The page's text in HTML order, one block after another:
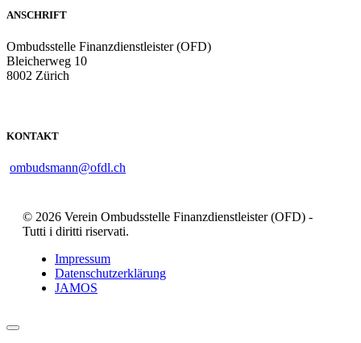
ANSCHRIFT
Ombudsstelle Finanzdienstleister (OFD)
Bleicherweg 10
8002 Zürich
KONTAKT
ombudsmann@ofdl.ch
© 2026 Verein Ombudsstelle Finanzdienstleister (OFD) -
Tutti i diritti riservati.
Impressum
Datenschutzerklärung
JAMOS